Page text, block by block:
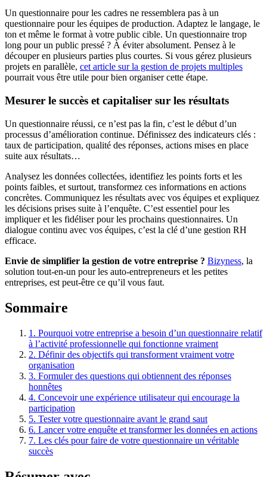
Un questionnaire pour les cadres ne ressemblera pas à un
questionnaire pour les équipes de production. Adaptez le langage, le
ton et même le format à votre public cible. Un questionnaire trop
long pour un public pressé ? À éviter absolument. Pensez à le
découper en plusieurs parties plus courtes. Si vous gérez plusieurs
projets en parallèle, cet article sur la gestion de projets multiples
pourrait vous être utile pour bien organiser cette étape.
Mesurer le succès et capitaliser sur les résultats
Un questionnaire réussi, ce n’est pas la fin, c’est le début d’un
processus d’amélioration continue. Définissez des indicateurs clés :
taux de participation, qualité des réponses, actions mises en place
suite aux résultats…
Analysez les données collectées, identifiez les points forts et les
points faibles, et surtout, transformez ces informations en actions
concrètes. Communiquez les résultats avec vos équipes et expliquez
les décisions prises suite à l’enquête. C’est essentiel pour les
impliquer et les fidéliser pour les prochains questionnaires. Un
dialogue continu avec vos équipes, c’est la clé d’une gestion RH
efficace.
Envie de simplifier la gestion de votre entreprise ? Bizyness, la
solution tout-en-un pour les auto-entrepreneurs et les petites
entreprises, est peut-être ce qu’il vous faut.
Sommaire
1. Pourquoi votre entreprise a besoin d’un questionnaire relatif
à l’activité professionnelle qui fonctionne vraiment
2. Définir des objectifs qui transforment vraiment votre
organisation
3. Formuler des questions qui obtiennent des réponses
honnêtes
4. Concevoir une expérience utilisateur qui encourage la
participation
5. Tester votre questionnaire avant le grand saut
6. Lancer votre enquête et transformer les données en actions
7. Les clés pour faire de votre questionnaire un véritable
succès